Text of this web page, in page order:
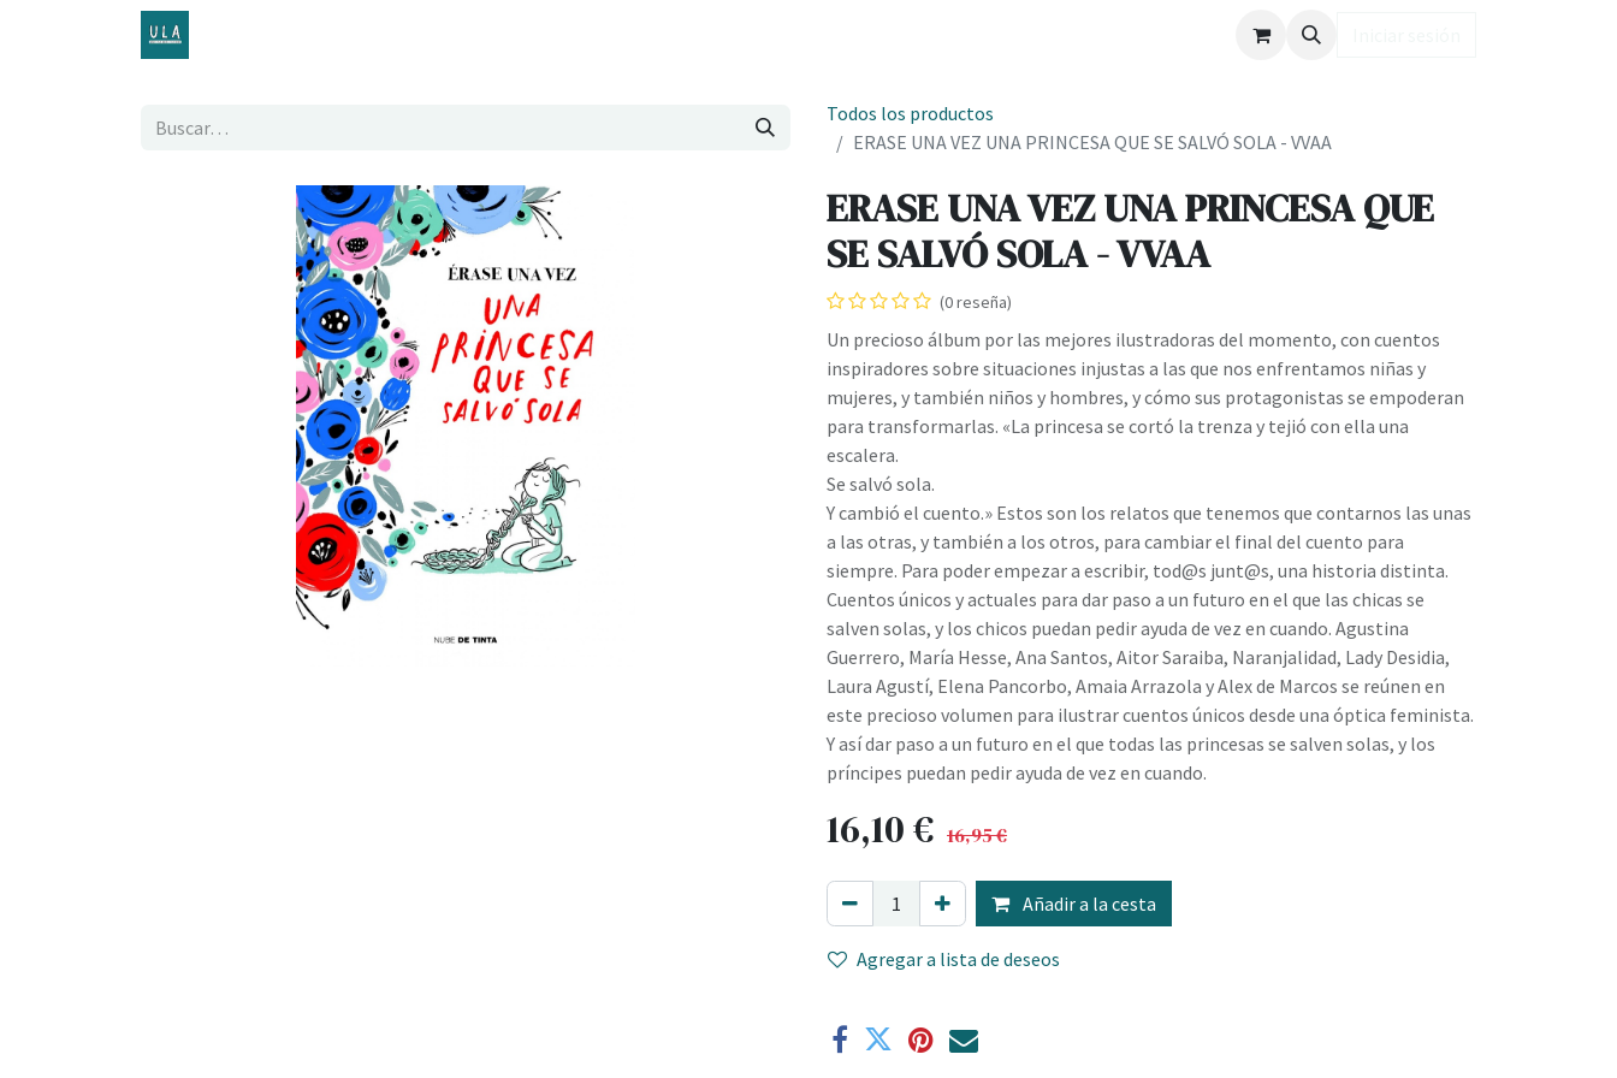
Todos los productos
ERASE UNA VEZ UNA PRINCESA QUE SE SALVÓ SOLA - VVAA
ERASE UNA VEZ UNA PRINCESA QUE
SE SALVÓ SOLA - VVAA
(0 reseña)
Un precioso álbum por las mejores ilustradoras del momento, con cuentos
inspiradores sobre situaciones injustas a las que nos enfrentamos niñas y
mujeres, y también niños y hombres, y cómo sus protagonistas se empoderan
para transformarlas. «La princesa se cortó la trenza y tejió con ella una
escalera.
Se salvó sola.
Y cambió el cuento.» Estos son los relatos que tenemos que contarnos las unas
a las otras, y también a los otros, para cambiar el final del cuento para
siempre. Para poder empezar a escribir, tod@s junt@s, una historia distinta.
Cuentos únicos y actuales para dar paso a un futuro en el que las chicas se
salven solas, y los chicos puedan pedir ayuda de vez en cuando. Agustina
Guerrero, María Hesse, Ana Santos, Aitor Saraiba, Naranjalidad, Lady Desidia,
Laura Agustí, Elena Pancorbo, Amaia Arrazola y Alex de Marcos se reúnen en
este precioso volumen para ilustrar cuentos únicos desde una óptica feminista.
Y así dar paso a un futuro en el que todas las princesas se salven solas, y los
príncipes puedan pedir ayuda de vez en cuando.
16,10€ 16,95€
Añadir a la cesta
Agregar a lista de deseos